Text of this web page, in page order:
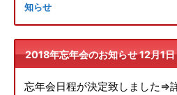
知らせ
2018年忘年会のお知らせ 12月1
忘年会日程が決定致しました⇒